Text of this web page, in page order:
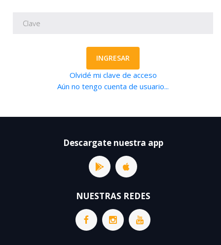
INGRESAR
Olvidé mi clave de acceso
Aún no tengo cuenta de usuario...
Descargate nuestra app
NUESTRAS REDES